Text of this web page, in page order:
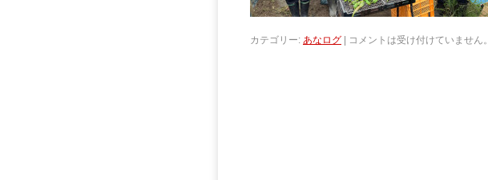
カテゴリー: あなログ コメントは受け付けていません。